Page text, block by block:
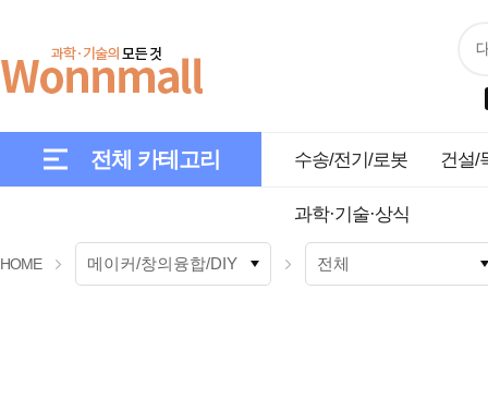
전체 카테고리 수송/전기/로봇 건설/
과학·기술·상식
HOME